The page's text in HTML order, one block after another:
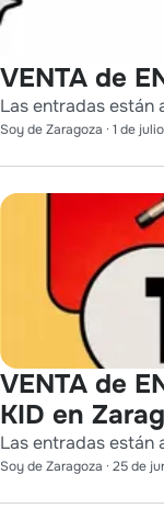
VENTA de
Las entradas están
Soy de Zaragoza · 1 de
VENTA de
KID en
Las entradas están
Soy de Zaragoza · 25 de